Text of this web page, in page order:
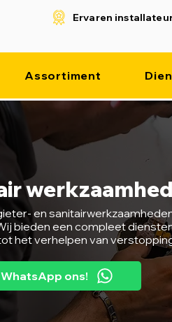
Ervaren
Assortiment
en
bieden een compleet
het verhelpen van
WhatsApp ons!